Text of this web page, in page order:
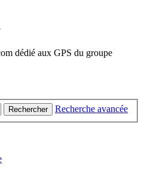
dédié aux GPS du groupe
Rechercher Recherche avancée